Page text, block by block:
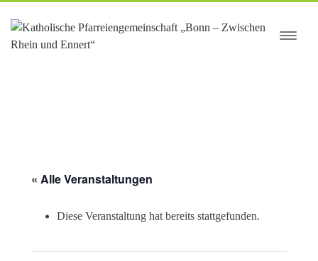
springen
« Alle Veranstaltungen
Diese Veranstaltung hat bereits stattgefunden.